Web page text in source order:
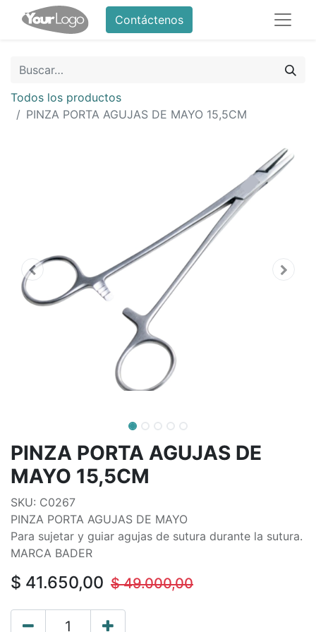
Contáctenos
Todos los productos
PINZA PORTA AGUJAS DE MAYO 15,5CM
PINZA PORTA AGUJAS DE
MAYO 15,5CM
SKU: C0267
PINZA PORTA AGUJAS DE MAYO
Para sujetar y guiar agujas de sutura durante la sutura.
MARCA BADER
$ 41.650,00 $49.000,00